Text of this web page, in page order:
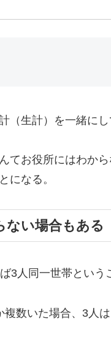
生計）を一緒にし
てお役所にはわか
になる。
ない場合もある
人同一世帯という
数いた場合、3人は